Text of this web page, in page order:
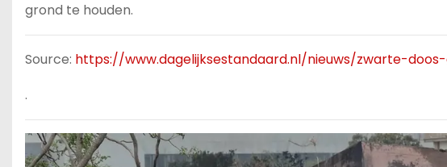
grond te houden.
Source: https://www.dagelijksestandaard.nl/nieuws/zwarte-
.